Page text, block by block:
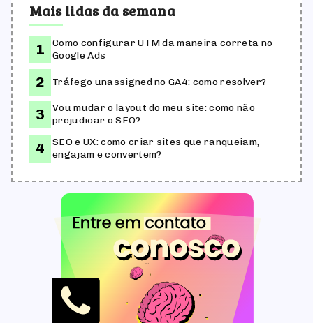
Mais lidas da semana
Como configurar UTM da maneira correta no
Google Ads
Tráfego unassigned no GA4: como resolver?
Vou mudar o layout do meu site: como não
prejudicar o SEO?
SEO e UX: como criar sites que ranqueiam,
engajam e convertem?